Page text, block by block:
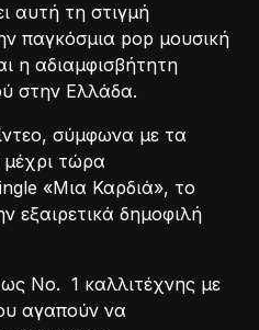
αυτή τη στιγμή
παγκόσμια pop μουσική
η αδιαμφισβήτητη
στην Ελλάδα.
σύμφωνα με τα
μέχρι τώρα
«Μια Καρδιά», το
εξαιρετικά δημοφιλή
Νο. 1 καλλιτέχνης με
αγαπούν να